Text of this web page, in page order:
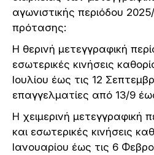
αγωνιστικής περιόδου
πρότασης:
Η θερινή μετεγγραφική
εσωτερικές κινήσεις
Ιουλίου έως τις 12
επαγγελματίες από 13/9
Η χειμερινή μετεγγραφική
και εσωτερικές κινήσεις
Ιανουαρίου έως τις 6